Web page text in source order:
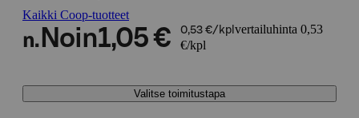
Kaikki Coop-tuotteet
n. Noin1,05 € 0,53 €/kpl vertailuhinta 0,53
€/kpl
Valitse toimitustapa